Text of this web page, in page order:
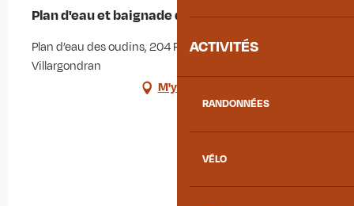
ACTIVITÉS
RANDONNÉES
VÉLO
Plan d'eau et baignade des Oudins
Plan d’eau des oudins, 204 Rue des Moulins, 73300
Villargondran
M'y rendre